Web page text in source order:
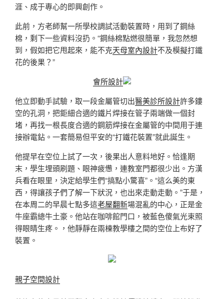
涯、成于專心的即興創作。
此前，方老師幫一所學校調試活動裝置時，用到了鋼絲
棉，剩下一些資料沒扔。“鋼絲棉點燃很簡單，我忽然想
到，假如把它甩起來，能不克天母室內設計不及模擬打鐵
花的後果？”
會所設計
他立即動手試驗，取一段金屬管切出醫美診所設計許多鏤
空的孔洞，把鉅細合適的鐵片焊接在管子兩端做一個封
堵，再找一根長度合適的鋼筋焊接在金屬管的中間用于連
接辦電鉆。一套簡易但平安的“打鐵花裝置”就此誕生。
他提早在空位上試了一次，後果出人意料地好。恰逢期
末，學生埋頭刷題、眼神疲憊，連教室門都很少出。方漢
兵看在眼里，決定給學生們“搞點小驚喜”。“這么美的東
西，得讓孩子們了解一下狀況，也出來走動走動。”于是，
在本周二的早晨七點多這老屋翻新場混亂的中心，正是金
牛座霸總牛土豪。他站在咖啡館門口，被藍色傻氣光束照
得眼睛生疼。，他靜靜在兩棟教學樓之間的空位上布好了
裝置。
親子空間設計